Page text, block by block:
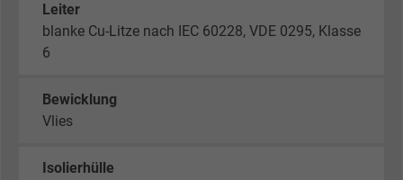
Leiter
blanke Cu-Litze nach IEC 60228, VDE 0295, Klasse
6
Bewicklung
Vlies
Isolierhülle